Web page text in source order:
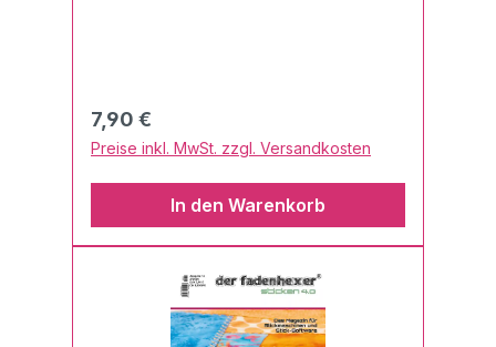
Regulärer Preis:
7,90 €
Preise inkl. MwSt. zzgl. Versandkosten
In den Warenkorb